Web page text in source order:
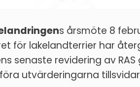
s årsmöte 8
för lakelandterrier har
senaste revidering av RAS
utvärderingarna